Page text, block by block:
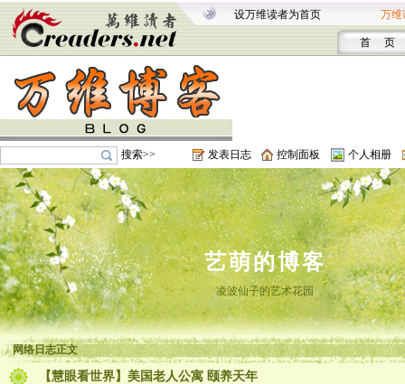
设万维读者为首页 万维
首 页
搜索>> 发表日志 控制面板 个人相册
艺萌的博客
凌波仙子的艺术花园
网络日志正文
【慧眼看世界】美国老人公寓 颐养天年